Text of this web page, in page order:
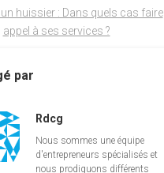
huissier : Dans quels cas faire
appel à ses services ?
par
Rdcg
Nous sommes une équipe
d'entrepreneurs spécialisés et
nous prodiguons différents